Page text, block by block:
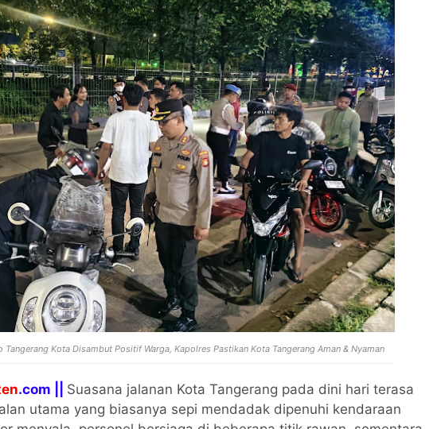
Tangerang Kota Disambut Positif Warga, Kapolres Pastikan Kota Tangerang Aman & Nyaman
.com || Suasana jalanan Kota Tangerang pada dini hari terasa
utama yang biasanya sepi mendadak dipenuhi kendaraan